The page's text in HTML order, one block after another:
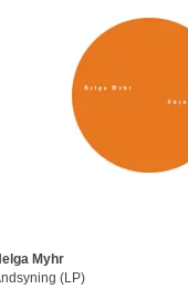
Myhr
(LP)